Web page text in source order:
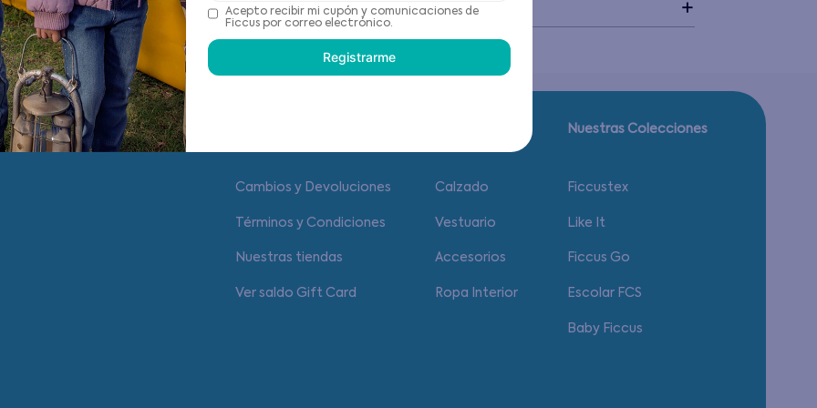
Recomendaciones de cuidado
Cambios y Devoluciones
Términos y Condiciones
Nuestras tiendas
Ver saldo Gift Card
Calzado
Vestuario
Accesorios
Ropa Interior
Nuestras Colecciones
Ficcustex
Like It
Ficcus Go
Escolar FCS
Baby Ficcus
Acepto recibir mi cupón y comunicaciones de
Ficcus por correo electrónico.
Registrarme